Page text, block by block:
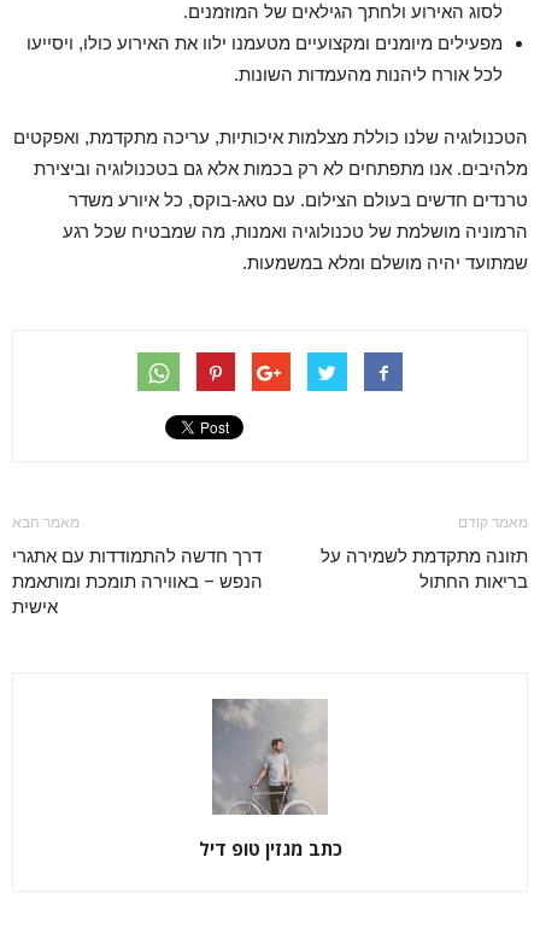
לסוג האירוע ולחתך הגילאים של המוזמנים.
מפעילים מיומנים ומקצועיים מטעמנו ילוו את האירוע כולו, ויסייעו
לכל אורח ליהנות מהעמדות השונות.
הטכנולוגיה שלנו כוללת מצלמות איכותיות, עריכה מתקדמת, ואפקטים
מלהיבים. אנו מתפתחים לא רק בכמות אלא גם בטכנולוגיה וביצירת
טרנדים חדשים בעולם הצילום. עם טאג-בוקס, כל איורע משדר
הרמוניה מושלמת של טכנולוגיה ואמנות, מה שמבטיח שכל רגע
שמתועד יהיה מושלם ומלא במשמעות.
מאמר קודם
תזונה מתקדמת לשמירה על
בריאות החתול
מאמר הבא
דרך חדשה להתמודדות עם אתגרי
הנפש – באווירה תומכת ומותאמת
אישית
כתב מגזין טופ דיל